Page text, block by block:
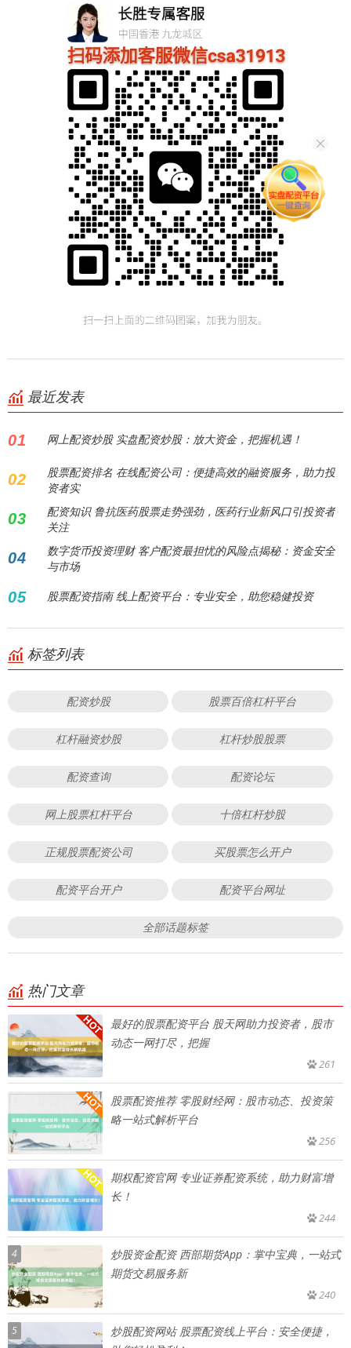
最近发表
01 网上配资炒股 实盘配资炒股：放大资金，把握机遇！
02
股票配资排名 在线配资公司：便捷高效的融资服务，助力投
资者实
03
配资知识 鲁抗医药股票走势强劲，医药行业新风口引投资者
关注
04
数字货币投资理财 客户配资最担忧的风险点揭秘：资金安全
与市场
05 股票配资指南 线上配资平台：专业安全，助您稳健投资
标签列表
配资炒股 股票百倍杠杆平台
杠杆融资炒股 杠杆炒股股票
配资查询 配资论坛
网上股票杠杆平台 十倍杠杆炒股
正规股票配资公司 买股票怎么开户
配资平台开户 配资平台网址
全部话题标签
热门文章
最好的股票配资平台 股天网助力投资者，股市
动态一网打尽，把握
261
股票配资推荐 零股财经网：股市动态、投资策
略一站式解析平台
256
期权配资官网 专业证券配资系统，助力财富增
长！
244
4
炒股资金配资 西部期货App：掌中宝典，一站式
期货交易服务新
240
5
炒股配资网站 股票配资线上平台：安全便捷，